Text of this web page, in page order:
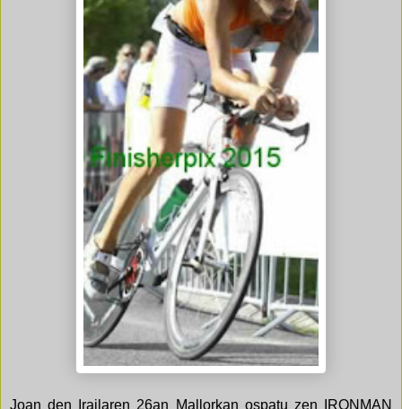
Joan den Irailaren 26an Mallorkan ospatu zen IRONMAN